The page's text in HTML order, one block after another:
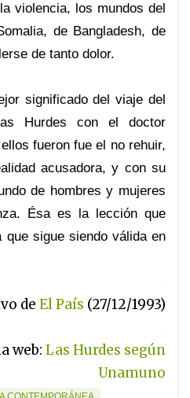
violencia, los mundos del
de Bangladesh, de
de tanto dolor.
significado del viaje del
Hurdes con el doctor
fueron fue el no rehuir,
acusadora, y con su
de hombres y mujeres
Ésa es la lección que
que sigue siendo válida en
.
de El País (27/12/1993)
.
web: Las Hurdes según
Unamuno